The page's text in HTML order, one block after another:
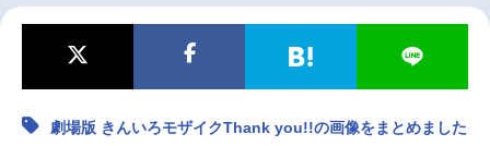
マンガ・ラノベ ゲーム・アプリ 音楽 コスプレ
2.5次元 配信・Vtuber 無料マンガ
劇場版 きんいろモザイクThank you!!の画像をまとめました